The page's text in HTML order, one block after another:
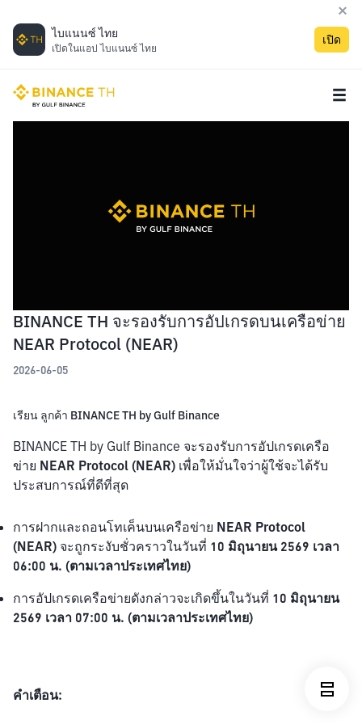
ไบแนนซ์ ไทย
เปิดในแอป ไบแนนซ์ ไทย
เปิด
BINANCE TH จะรองรับการอัปเกรดบนเครือข่าย
NEAR Protocol (NEAR)
2026-06-05
เรียน ลูกค้า BINANCE TH by Gulf Binance
BINANCE TH by Gulf Binance จะรองรับการอัปเกรดเครือ
ข่าย NEAR Protocol (NEAR) เพื่อให้มั่นใจว่าผู้ใช้จะได้รับ
ประสบการณ์ที่ดีที่สุด
การฝากและถอนโทเค็นบนเครือข่าย NEAR Protocol
(NEAR) จะถูกระงับชั่วคราวในวันที่ 10 มิถุนายน 2569 เวลา
06:00 น. (ตามเวลาประเทศไทย)
การอัปเกรดเครือข่ายดังกล่าวจะเกิดขึ้นในวันที่ 10 มิถุนายน
2569 เวลา 07:00 น. (ตามเวลาประเทศไทย)
คำเตือน: